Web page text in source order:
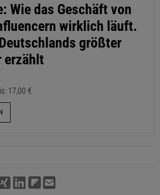
Wie das Geschäft von
wirklich läuft.
größter
erzählt
17,00 €